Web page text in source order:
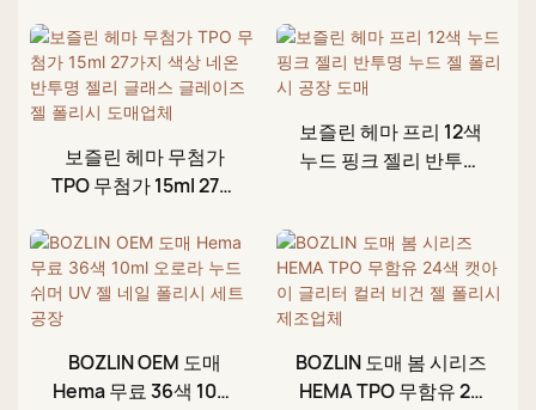
보즐린 헤마 무첨가
TPO 무첨가 15ml 27가
리 글래스 글레이즈 젤
폴리시 도매업체
보즐린 헤마 프리 12색
누드 핑크 젤리 반투명
BOZLIN OEM 도매
Hema 무료 36색 10ml
BOZLIN 도매 봄 시리즈
HEMA TPO 무함유 24